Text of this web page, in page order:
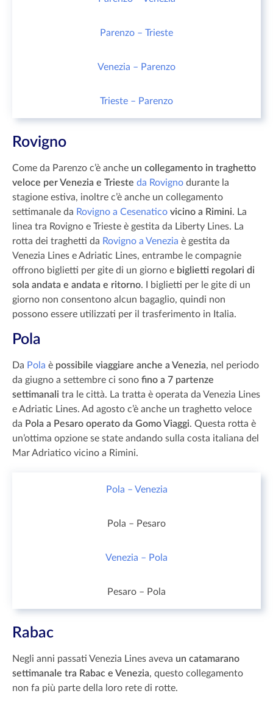
Parenzo – Trieste
Venezia – Parenzo
Trieste – Parenzo
Rovigno
Come da Parenzo c’è anche un collegamento in traghetto
veloce per Venezia e Trieste da Rovigno durante la
stagione estiva, inoltre c’è anche un collegamento
settimanale da Rovigno a Cesenatico vicino a Rimini. La
linea tra Rovigno e Trieste è gestita da Liberty Lines. La
rotta dei traghetti da Rovigno a Venezia è gestita da
Venezia Lines e Adriatic Lines, entrambe le compagnie
offrono biglietti per gite di un giorno e biglietti regolari di
sola andata e andata e ritorno. I biglietti per le gite di un
giorno non consentono alcun bagaglio, quindi non
possono essere utilizzati per il trasferimento in Italia.
Pola
Da Pola è possibile viaggiare anche a Venezia, nel periodo
da giugno a settembre ci sono fino a 7 partenze
settimanali tra le città. La tratta è operata da Venezia Lines
e Adriatic Lines. Ad agosto c’è anche un traghetto veloce
da Pola a Pesaro operato da Gomo Viaggi. Questa rotta è
un’ottima opzione se state andando sulla costa italiana del
Mar Adriatico vicino a Rimini.
Pola – Venezia
Pola – Pesaro
Venezia – Pola
Pesaro – Pola
Rabac
Negli anni passati Venezia Lines aveva un catamarano
settimanale tra Rabac e Venezia, questo collegamento
non fa più parte della loro rete di rotte.